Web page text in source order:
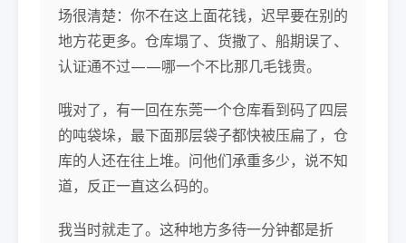
场很清楚：你不在这上面花钱，迟早要在别的
地方花更多。仓库塌了、货撒了、船期误了、
认证通不过——哪一个不比那几毛钱贵。
哦对了，有一回在东莞一个仓库看到码了四层
的吨袋垛，最下面那层袋子都快被压扁了，仓
库的人还在往上堆。问他们承重多少，说不知
道，反正一直这么码的。
我当时就走了。这种地方多待一分钟都是折